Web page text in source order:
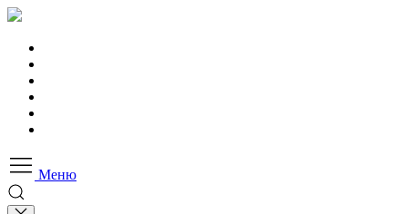
Меню